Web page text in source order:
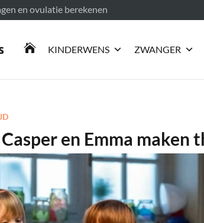
en ovulatie berekenen
 KINDERWENS ZWANGER
en Emma maken